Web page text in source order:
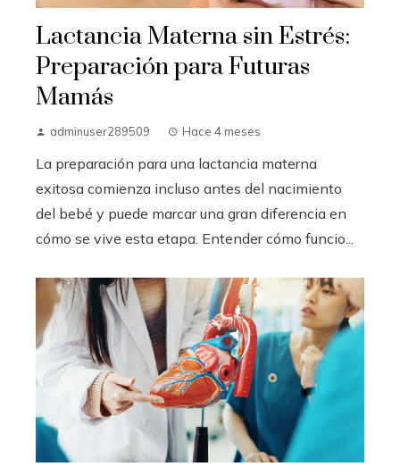
Lactancia Materna sin Estrés:
Preparación para Futuras
Mamás
adminuser289509 Hace 4 meses
La preparación para una lactancia materna
exitosa comienza incluso antes del nacimiento
del bebé y puede marcar una gran diferencia en
cómo se vive esta etapa. Entender cómo funcio...